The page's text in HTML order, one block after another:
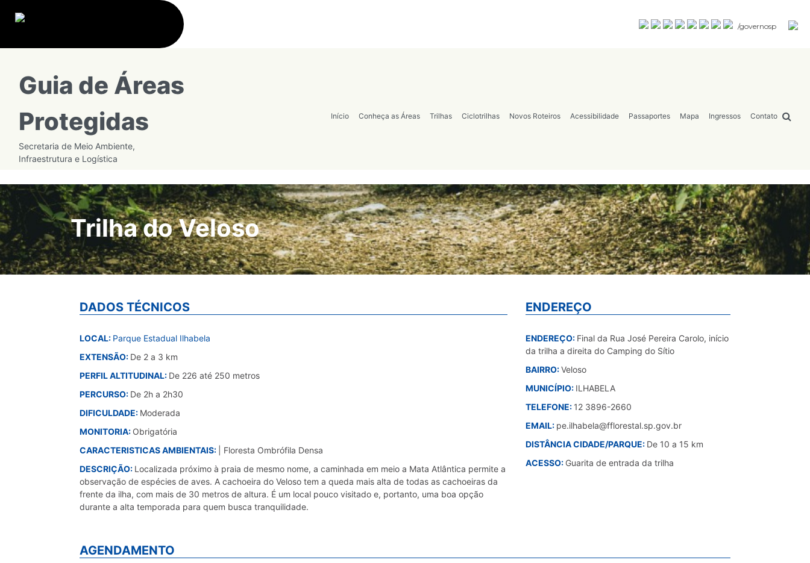
/governosp
Guia de Áreas
Protegidas
Secretaria de Meio Ambiente,
Infraestrutura e Logística
Início Conheça as Áreas Trilhas Ciclotrilhas Novos Roteiros Acessibilidade Passaportes Mapa Ingressos Contato
Trilha do Veloso
DADOS TÉCNICOS
LOCAL: Parque Estadual Ilhabela
EXTENSÃO: De 2 a 3 km
PERFIL ALTITUDINAL: De 226 até 250 metros
PERCURSO: De 2h a 2h30
DIFICULDADE: Moderada
MONITORIA: Obrigatória
CARACTERISTICAS AMBIENTAIS:
| Floresta Ombrófila Densa
DESCRIÇÃO: Localizada próximo à praia de mesmo nome, a caminhada em meio a Mata Atlântica permite a
observação de espécies de aves. A cachoeira do Veloso tem a queda mais alta de todas as cachoeiras da
frente da ilha, com mais de 30 metros de altura. É um local pouco visitado e, portanto, uma boa opção
durante a alta temporada para quem busca tranquilidade.
ENDEREÇO
ENDEREÇO: Final da Rua José Pereira Carolo, início
da trilha a direita do Camping do Sítio
BAIRRO:Veloso
MUNICÍPIO: ILHABELA
TELEFONE: 12 3896-2660
EMAIL: pe.ilhabela@fflorestal.sp.gov.br
DISTÂNCIA CIDADE/PARQUE: De 10 a 15 km
ACESSO: Guarita de entrada da trilha
AGENDAMENTO